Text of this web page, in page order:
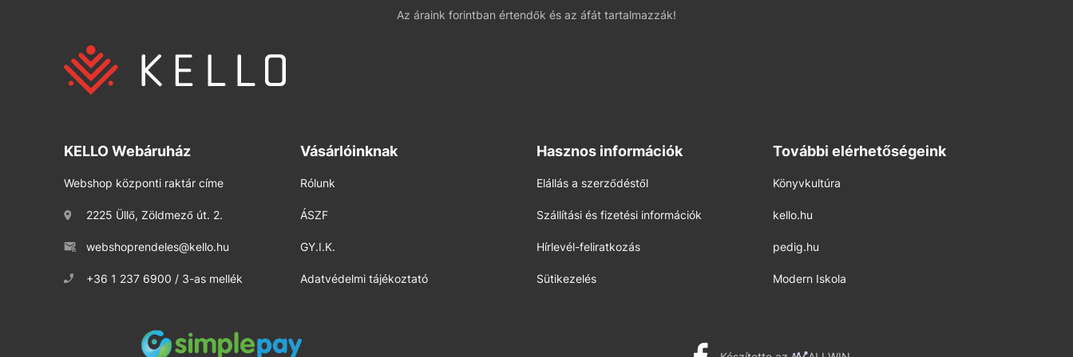
Az áraink forintban értendők és az áfát tartalmazzák!
KELLO Webáruház
Webshop központi raktár címe
2225 Üllő, Zöldmező út. 2.
webshoprendeles@kello.hu
+36 1 237 6900 / 3-as mellék
Vásárlóinknak
Rólunk
ÁSZF
GY.I.K.
Adatvédelmi tájékoztató
Hasznos információk
Elállás a szerződéstől
Szállítási és fizetési információk
Hírlevél-feliratkozás
Sütikezelés
További elérhetőségeink
Könyvkultúra
kello.hu
pedig.hu
Modern Iskola